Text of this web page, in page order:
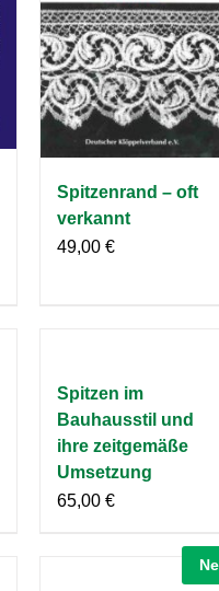
Spitzenrand – oft
verkannt
49,00€
Spitzen im
Bauhausstil und
ihre zeitgemäße
Umsetzung
65,00€